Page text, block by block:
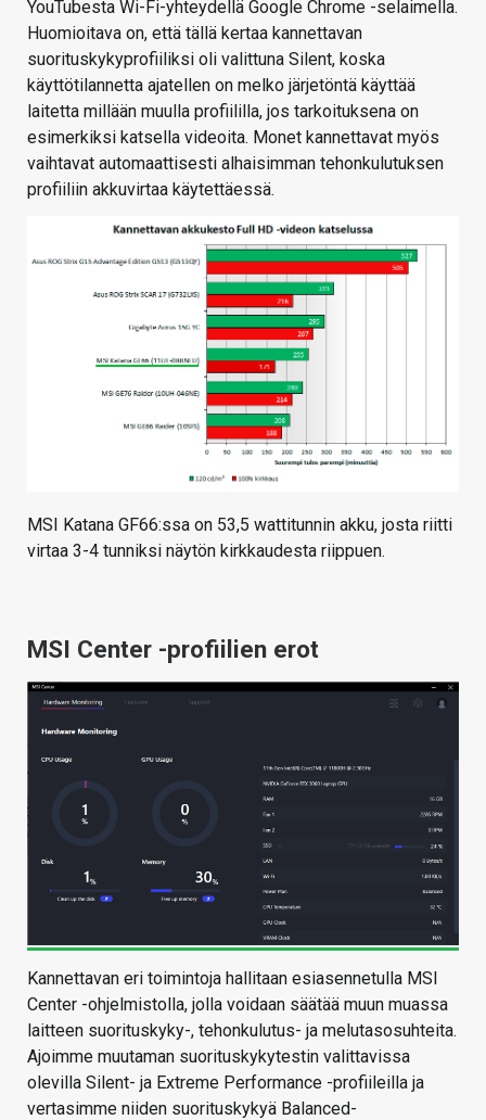
YouTubesta Wi-Fi-yhteydellä Google Chrome -selaimella.
Huomioitava on, että tällä kertaa kannettavan
suorituskykyprofiiliksi oli valittuna Silent, koska
käyttötilannetta ajatellen on melko järjetöntä käyttää
laitetta millään muulla profiililla, jos tarkoituksena on
esimerkiksi katsella videoita. Monet kannettavat myös
vaihtavat automaattisesti alhaisimman tehonkulutuksen
profiiliin akkuvirtaa käytettäessä.
MSI Katana GF66:ssa on 53,5 wattitunnin akku, josta riitti
virtaa 3-4 tunniksi näytön kirkkaudesta riippuen.
MSI Center -profiilien erot
Kannettavan eri toimintoja hallitaan esiasennetulla MSI
Center -ohjelmistolla, jolla voidaan säätää muun muassa
laitteen suorituskyky-, tehonkulutus- ja melutasosuhteita.
Ajoimme muutaman suorituskykytestin valittavissa
olevilla Silent- ja Extreme Performance -profiileilla ja
vertasimme niiden suorituskykyä Balanced-